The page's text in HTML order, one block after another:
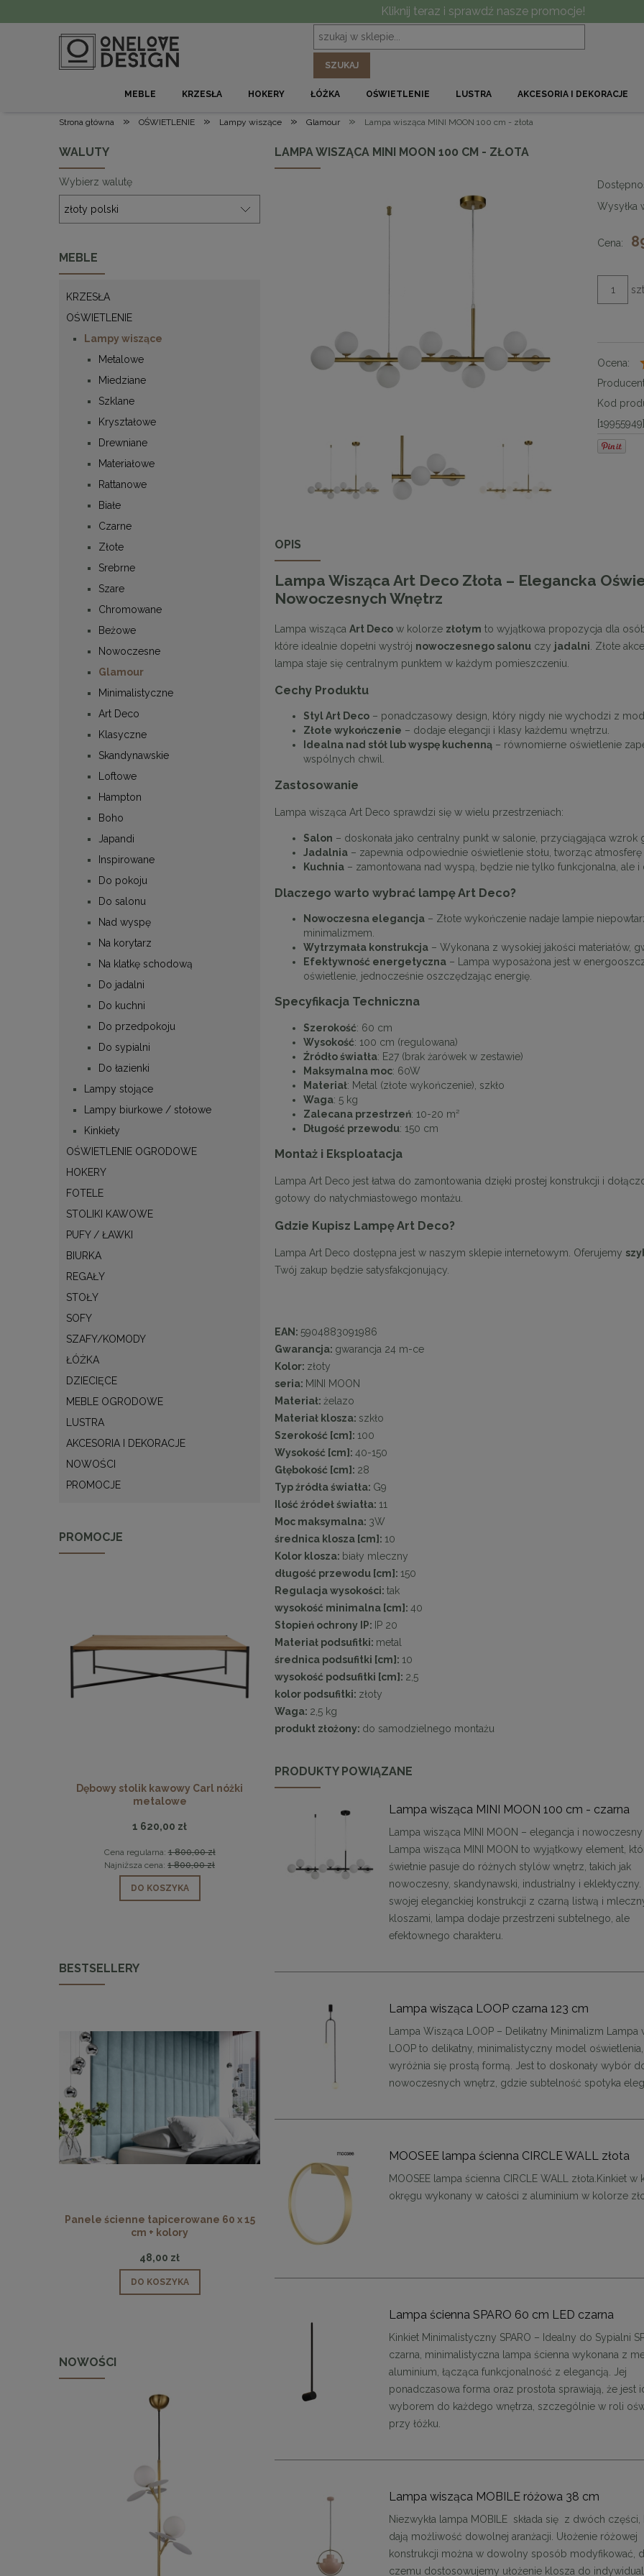
Kliknij teraz i sprawdź nasze promocje!
SZUKAJ
MEBLE KRZESŁA HOKERY ŁÓŻKA OŚWIETLENIE LUSTRA AKCESORIA I DEKORACJE
Strona główna » OŚWIETLENIE » Lampy wiszące » Glamour » Lampa wisząca MINI MOON 100 cm - złota
WALUTY
Wybierz walutę
MEBLE
KRZESŁA
OŚWIETLENIE
Lampy wiszące
Metalowe
Miedziane
Szklane
Kryształowe
Drewniane
Materiałowe
Rattanowe
Białe
Czarne
Złote
Srebrne
Szare
Chromowane
Beżowe
Nowoczesne
Glamour
Minimalistyczne
Art Deco
Klasyczne
Skandynawskie
Loftowe
Hampton
Boho
Japandi
Inspirowane
Do pokoju
Do salonu
Nad wyspę
Na korytarz
Na klatkę schodową
Do jadalni
Do kuchni
Do przedpokoju
Do sypialni
Do łazienki
Lampy stojące
Lampy biurkowe / stołowe
Kinkiety
OŚWIETLENIE OGRODOWE
HOKERY
FOTELE
STOLIKI KAWOWE
PUFY / ŁAWKI
BIURKA
REGAŁY
STOŁY
SOFY
SZAFY/KOMODY
ŁÓŻKA
DZIECIĘCE
MEBLE OGRODOWE
LUSTRA
AKCESORIA I DEKORACJE
NOWOŚCI
PROMOCJE
PROMOCJE
Dębowy stolik kawowy Carl nóżki
metalowe
1 620,00 zł
Cena regularna:1 800,00 zł
Najniższa cena: 1 800,00 zł
DO KOSZYKA
MaMaison krzesło LOGAN białe
Cena regularna:
699,00 zł
Najniższa cena:
629,10 zł
DO KOSZYKA
467,10 zł
Cena regularna:519,00 zł
Najniższa cena:494,10 zł
DO KOSZYKA
BESTSELLERY
Panele ścienne tapicerowane 60 x 15
cm + kolory
48,00 zł
DO KOSZYKA
Panele ścienne tapicerowane 40 x 30
cm + kolory
DO KOSZYKA DO KOSZYKA
NOWOŚCI
LAMPA WISZĄCA MINI MOON 100 CM - ZŁOTA
Wysyłka
Cena:
Ocena:
Kod
[19955949]
OPIS
Lampa Wisząca Art Deco Złota – Elegancka
Nowoczesnych Wnętrz
Lampa wisząca Art Deco w kolorze złotym to wyjątkowa propozycja dla
które idealnie dopełni wystrój nowoczesnego salonu czy jadalni . Złote
lampa staje się centralnym punktem w każdym pomieszczeniu.
Cechy Produktu
Styl Art Deco – ponadczasowy design, który nigdy nie wychodzi z
Złote wykończenie – dodaje elegancji i klasy każdemu wnętrzu.
Idealna nad stół lub wyspę kuchenną – równomierne oświetlenie
wspólnych chwil.
Zastosowanie
Lampa wisząca Art Deco sprawdzi się w wielu przestrzeniach:
Salon – doskonała jako centralny punkt w salonie, przyciągająca wzrok
Jadalnia – zapewnia odpowiednie oświetlenie stołu, tworząc
Kuchnia – zamontowana nad wyspą, będzie nie tylko funkcjonalna, ale i
Dlaczego warto wybrać lampę Art Deco?
Nowoczesna elegancja – Złote wykończenie nadaje lampie
minimalizmem.
Wytrzymała konstrukcja – Wykonana z wysokiej jakości materiałów,
Efektywność energetyczna – Lampa wyposażona jest w
oświetlenie, jednocześnie oszczędzając energię.
Specyfikacja Techniczna
Szerokość: 60 cm
Wysokość: 100 cm (regulowana)
Źródło światła: E27 (brak żarówek w zestawie)
Maksymalna moc: 60W
Materiał: Metal (złote wykończenie), szkło
Waga: 5 kg
Zalecana przestrzeń: 10-20 m²
Długość przewodu: 150 cm
Montaż i Eksploatacja
Lampa Art Deco jest łatwa do zamontowania dzięki prostej konstrukcji i
gotowy do natychmiastowego montażu.
Gdzie Kupisz Lampę Art Deco?
Lampa Art Deco dostępna jest w naszym sklepie internetowym. Oferujemy
Twój zakup będzie satysfakcjonujący.
EAN: 5904883091986
Gwarancja: gwarancja 24 m-ce
Kolor: złoty
seria: MINI MOON
Materiał: żelazo
Materiał klosza: szkło
Szerokość [cm]: 100
Wysokość [cm]: 40-150
Głębokość [cm]: 28
Typ źródła światła: G9
Ilość źródeł światła: 11
Moc maksymalna: 3W
średnica klosza [cm]: 10
Kolor klosza: biały mleczny
długość przewodu [cm]: 150
Regulacja wysokości: tak
wysokość minimalna [cm]: 40
Stopień ochrony IP: IP 20
Materiał podsufitki: metal
średnica podsufitki [cm]: 10
wysokość podsufitki [cm]: 2,5
kolor podsufitki: złoty
Waga: 2,5 kg
produkt złożony: do samodzielnego montażu
PRODUKTY POWIĄZANE
Lampa wisząca MINI MOON 100 cm - czarna
Lampa wisząca MINI MOON – elegancja i
Lampa wisząca MINI MOON to wyjątkowy element,
świetnie pasuje do różnych stylów wnętrz, takich jak
nowoczesny, skandynawski, industrialny i eklektyczny.
swojej eleganckiej konstrukcji z czarną listwą i
kloszami, lampa dodaje przestrzeni subtelnego, ale
efektownego charakteru.
Lampa wisząca LOOP czarna 123 cm
Lampa Wisząca LOOP – Delikatny Minimalizm Lampa
LOOP to delikatny, minimalistyczny model
wyróżnia się prostą formą. Jest to doskonały wybór
nowoczesnych wnętrz, gdzie subtelność spotyka
MOOSEE lampa ścienna CIRCLE WALL złota
MOOSEE lampa ścienna CIRCLE WALL złota.Kinkiet w
okręgu wykonany w całości z aluminium w kolorze
Lampa ścienna SPARO 60 cm LED czarna
Kinkiet Minimalistyczny SPARO – Idealny do Sypialni
czarna, minimalistyczna lampa ścienna wykonana z
aluminium, łącząca funkcjonalność z elegancją. Jej
ponadczasowa forma oraz prostota sprawiają, że jest
wyborem do każdego wnętrza, szczególnie w roli
przy łóżku.
Lampa wisząca MOBILE różowa 38 cm
Niezwykła lampa MOBILE składa się z dwóch części,
dają możliwość dowolnej aranżacji. Ułożenie różowej
konstrukcji można w dowolny sposób modyfikować,
czemu dostosowujemy ułożenie klosza do